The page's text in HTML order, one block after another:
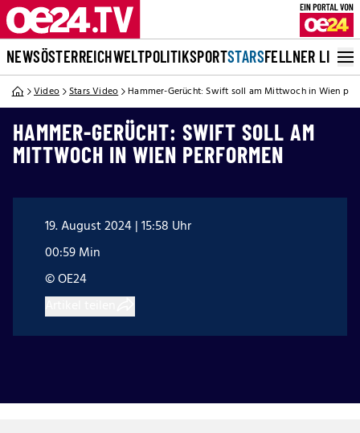
NEWSÖSTERREICHWELTPOLITIKSPORTSTARSFELLNER LIVE
Video Stars Video Hammer-Gerücht: Swift soll am Mittwoch in Wien
HAMMER-GERÜCHT: SWIFT SOLL AM
MITTWOCH IN WIEN PERFORMEN
19. August 2024 | 15:58 Uhr
00:59 Min
© OE24